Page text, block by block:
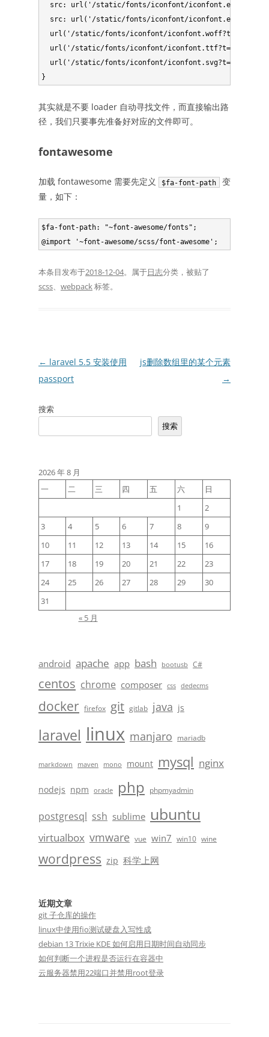
src: url('/static/fonts/iconfont/
src: url('/static/fonts/iconfont/
url('/static/fonts/iconfont/
url('/static/fonts/iconfont/
url('/static/fonts/iconfont/
其实就是不要 loader 自动寻找文件，而直接输出路
径，我们只要事先准备好对应的文件即可。
fontawesome
加载 fontawesome 需要先定义 $fa-font-path
变
量，如下：
$fa-font-path: "~font-awesome/fonts";
本条目发布于2018-12-04。属于日志分类，被贴了
scss、 webpack标签。
文
章
航
← laravel 5.5 安装使用
passport
js删除数组里的某个元素
→
搜索
搜索
2026 年 8 月
一
二 三 四 五 六
日
1
2
3
4 5 6 7 8
9
10
11 12 13 14 15
16
17
18 19 20 21 22
23
24
25 26 27 28 29
30
31
« 5 月
android apache app bash bootusb C#
centos chrome composer css dedecms
docker firefox git gitlab java js
laravel linux manjaro mariadb
markdown maven mono mount mysql nginx
nodejs npm oracle php phpmyadmin
postgresql ssh sublime ubuntu
virtualbox vmware vue win7 win10 wine
wordpress zip 科学上网
近期文章
git 子仓库的操作
linux中使用fio测试硬盘入写性成
debian 13 Trixie KDE 如何启用日期时间自动同步
如何判断一个进程是否运行在容器中
云服务器禁用22端口并禁用root登录